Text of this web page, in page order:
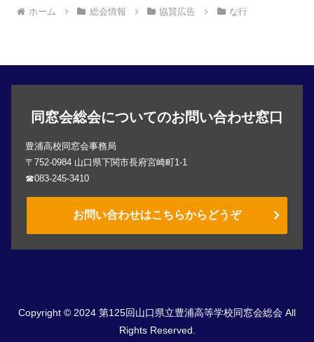
ホーム 総会情報 協賛広告 な行
同窓会総会についてのお問い合わせ窓口
豊浦高校同窓会事務局
〒752-0984 山口県下関市長府宮崎町1-1
☎083-245-3410
お問い合わせはこちらからどうぞ
Copyright © 2024 第125回山口県立豊浦高等学校同窓会総会 All
Rights Reserved.